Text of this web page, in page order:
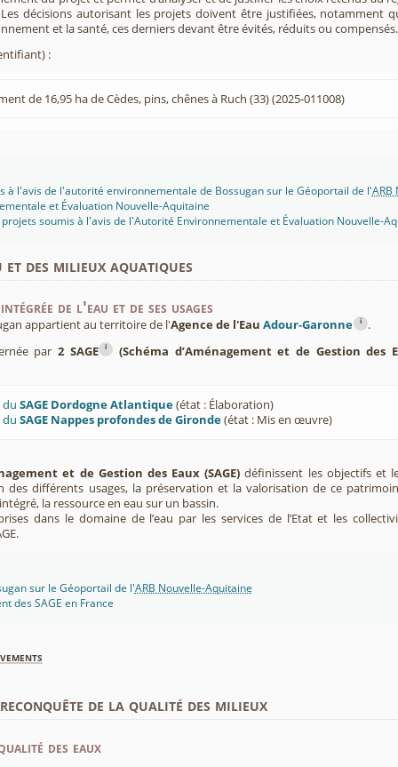
décisions autorisant les projets doivent être justifiées, notamment
et la santé, ces derniers devant être évités, réduits ou compensés.
:
de 16,95 ha de Cèdes, pins, chênes à Ruch (33) (2025-011008)
à l'avis de l'autorité environnementale de Bossugan sur le Géoportail de l'ARB
et Évaluation Nouvelle-Aquitaine
soumis à l'avis de l'Autorité Environnementale et Évaluation Nouvelle-
des milieux aquatiques
de l'eau et de ses usages
appartient au territoire de l'Agence de l'Eau Adour-Garonne i
.
par2 SAGE i (Schéma d’Aménagement et de Gestion des
duSAGE Dordogne Atlantique(état : Élaboration)
duSAGE Nappes profondes de Gironde(état : Mis en œuvre)
et de Gestion des Eaux (SAGE) définissent les objectifs et
des différents usages, la préservation et la valorisation de ce
la ressource en eau sur un bassin.
dans le domaine de l’eau par les services de l’Etat et les
sur le Géoportail de l'ARB Nouvelle-Aquitaine
des SAGE en France
de la qualité des milieux
des eaux